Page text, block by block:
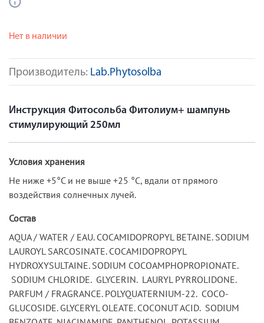
Производитель: Lab.Phytosolba
Нет в наличии
Инструкция Фитосольба Фитолиум+ шампунь
стимулирующий 250мл
Условия хранения
Не ниже +5°С и не выше +25 °С, вдали от прямого
воздействия солнечных лучей.
Состав
AQUA / WATER / EAU. COCAMIDOPROPYL BETAINE. SODIUM
LAUROYL SARCOSINATE. COCAMIDOPROPYL
HYDROXYSULTAINE. SODIUM COCOAMPHOPROPIONATE.
SODIUM CHLORIDE. GLYCERIN. LAURYL PYRROLIDONE.
PARFUM / FRAGRANCE. POLYQUATERNIUM-22. COCO-
GLUCOSIDE. GLYCERYL OLEATE. COCONUT ACID. SODIUM